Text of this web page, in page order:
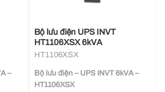
–
Bộ lưu điện UPS INVT
HT1106XSX 6kVA
HT1106XSX
Bộ lưu điện – UPS INVT 6kVA –
HT1106XSX